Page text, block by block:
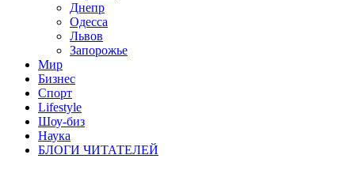
Днепр
Одесса
Львов
Запорожье
Мир
Бизнес
Спорт
Lifestyle
Шоу-биз
Наука
БЛОГИ ЧИТАТЕЛЕЙ